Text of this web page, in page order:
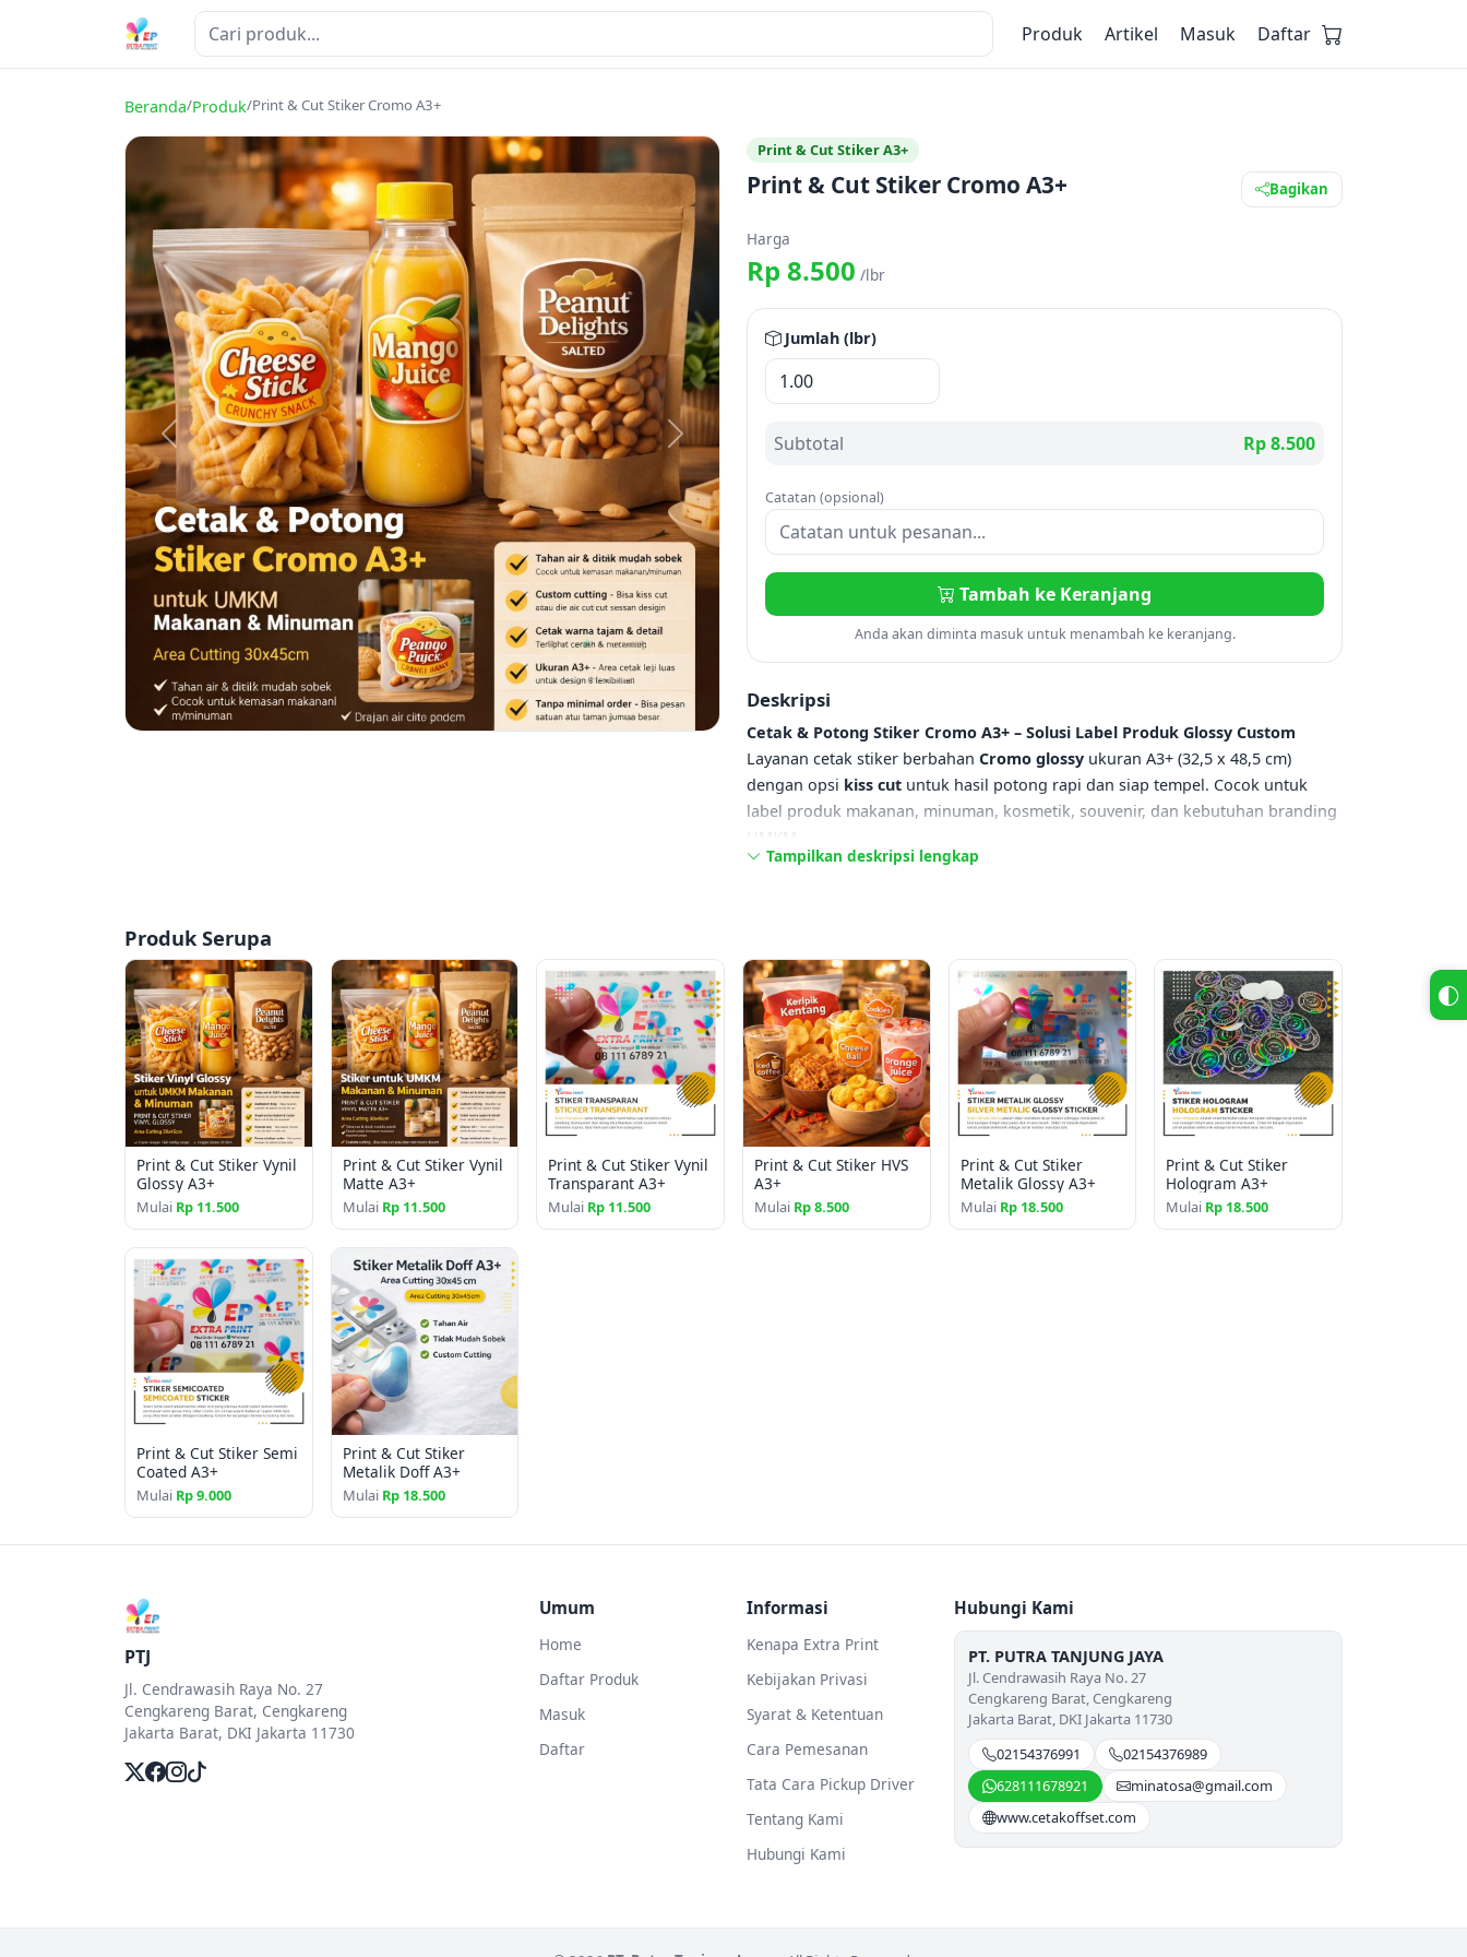
Produk Artikel Masuk Daftar
Beranda/Produk/Print & Cut Stiker Cromo A3+
Print & Cut Stiker A3+
Print & Cut Stiker Cromo A3+ Bagikan
Harga
Rp 8.500 /lbr
Jumlah (lbr)
Subtotal Rp 8.500
Catatan (opsional)
Tambah ke Keranjang
Anda akan diminta masuk untuk menambah ke keranjang.
Deskripsi
Cetak & Potong Stiker Cromo A3+ – Solusi Label Produk Glossy Custom
Layanan cetak stiker berbahan Cromo glossy ukuran A3+ (32,5 x 48,5 cm)
dengan opsi kiss cut untuk hasil potong rapi dan siap tempel. Cocok untuk
label produk makanan, minuman, kosmetik, souvenir, dan kebutuhan branding
UMKM.
Jenis Potongan:Kiss Cut (setengah putus, mudah dicabut)
Bahan:Stiker Cromo Glossy (tidak tahan air, cocok untuk indoor)
Waktu Produksi:±1–3 hari kerja tergantung kuantiti
Keunggulan:
Cetak full color resolusi tinggi (300 dpi)
Potongan presisi, siap tempel
Cocok untuk label produk, kemasan, dan promosi
Bisa custom desain sesuai kebutuhan
Harga grosir tersedia untuk volume besar
Tampilkan deskripsi lengkap
Produk Serupa
Print & Cut Stiker Vynil
Glossy A3+
Mulai Rp 11.500
Print & Cut Stiker Vynil
Matte A3+
Mulai Rp 11.500
Print & Cut Stiker Vynil
Transparant A3+
Mulai Rp 11.500
Print & Cut Stiker HVS
A3+
Mulai Rp 8.500
Print & Cut Stiker
Metalik Glossy A3+
Mulai Rp 18.500
Print & Cut Stiker
Hologram A3+
Mulai Rp 18.500
Print & Cut Stiker Semi
Coated A3+
Mulai Rp 9.000
Print & Cut Stiker
Metalik Doff A3+
Mulai Rp 18.500
PTJ
Jl. Cendrawasih Raya No. 27
Cengkareng Barat, Cengkareng
Jakarta Barat, DKI Jakarta 11730
Umum
Home
Daftar Produk
Masuk
Daftar
Informasi
Kenapa Extra Print
Kebijakan Privasi
Syarat & Ketentuan
Cara Pemesanan
Tata Cara Pickup Driver
Tentang Kami
Hubungi Kami
Hubungi Kami
PT. PUTRA TANJUNG JAYA
Jl. Cendrawasih Raya No. 27
Cengkareng Barat, Cengkareng
Jakarta Barat, DKI Jakarta 11730
02154376991
02154376989
628111678921
minatosa@gmail.com
www.cetakoffset.com